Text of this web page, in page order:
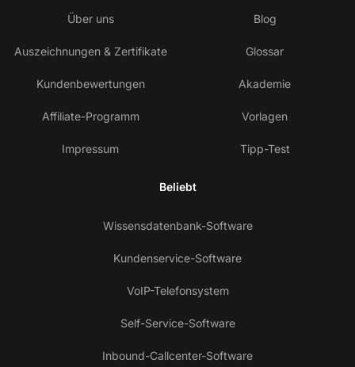
Über uns
Auszeichnungen & Zertifikate
Kundenbewertungen
Affiliate-Programm
Impressum
Blog
Glossar
Akademie
Vorlagen
Tipp-Test
Beliebt
Wissensdatenbank-Software
Kundenservice-Software
VoIP-Telefonsystem
Self-Service-Software
Inbound-Callcenter-Software